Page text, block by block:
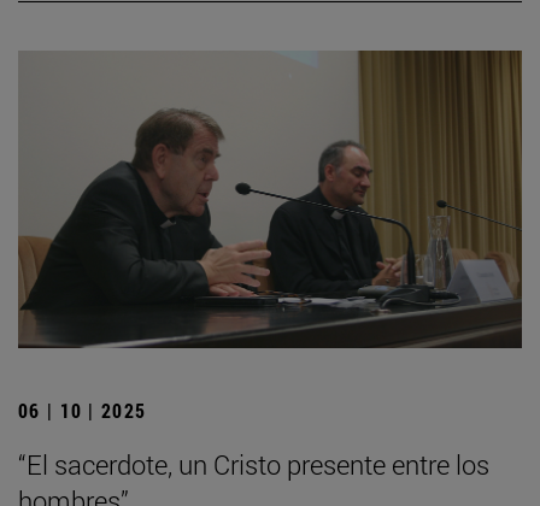
06 | 10 | 2025
“El sacerdote, un Cristo presente entre los